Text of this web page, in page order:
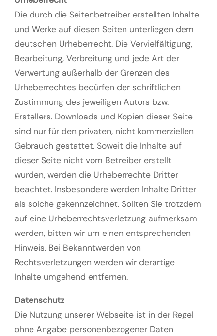
Die durch die Seitenbetreiber erstellten Inhalte
und Werke auf diesen Seiten unterliegen dem
deutschen Urheberrecht. Die Vervielfältigung,
Bearbeitung, Verbreitung und jede Art der
Verwertung außerhalb der Grenzen des
Urheberrechtes bedürfen der schriftlichen
Zustimmung des jeweiligen Autors bzw.
Erstellers. Downloads und Kopien dieser Seite
sind nur für den privaten, nicht kommerziellen
Gebrauch gestattet. Soweit die Inhalte auf
dieser Seite nicht vom Betreiber erstellt
wurden, werden die Urheberrechte Dritter
beachtet. Insbesondere werden Inhalte Dritter
als solche gekennzeichnet. Sollten Sie trotzdem
auf eine Urheberrechtsverletzung aufmerksam
werden, bitten wir um einen entsprechenden
Hinweis. Bei Bekanntwerden von
Rechtsverletzungen werden wir derartige
Inhalte umgehend entfernen.
Datenschutz
Die Nutzung unserer Webseite ist in der Regel
ohne Angabe personenbezogener Daten